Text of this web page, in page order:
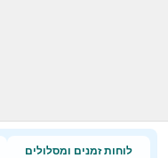
לוחות זמנים ומסלולים